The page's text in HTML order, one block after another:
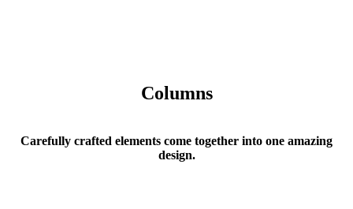
Columns
Carefully crafted elements come together into one amazing
design.